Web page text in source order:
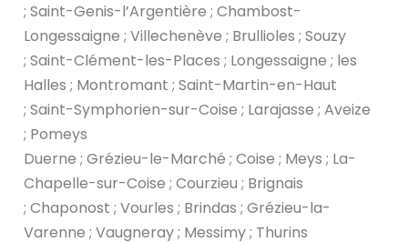
; Saint-Genis-l’Argentière ; Chambost-
Longessaigne ; Villechenève ; Brullioles ; Souzy
; Saint-Clément-les-Places ; Longessaigne ; les
Halles ; Montromant ; Saint-Martin-en-Haut
; Saint-Symphorien-sur-Coise ; Larajasse ; Aveize
; Pomeys
Duerne ; Grézieu-le-Marché ; Coise ; Meys ; La-
Chapelle-sur-Coise ; Courzieu ; Brignais
; Chaponost ; Vourles ; Brindas ; Grézieu-la-
Varenne ; Vaugneray ; Messimy ; Thurins